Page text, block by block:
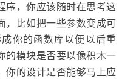
序，你应该随时在思考这
，比如把一些参数变成可
你的函数库以便以后重
的模块是否要以像积木一
你的设计是否能够马上应